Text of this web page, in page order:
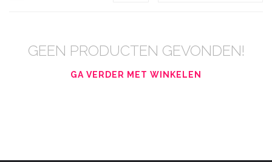
GEEN PRODUCTEN GEVONDEN!
GA VERDER MET WINKELEN